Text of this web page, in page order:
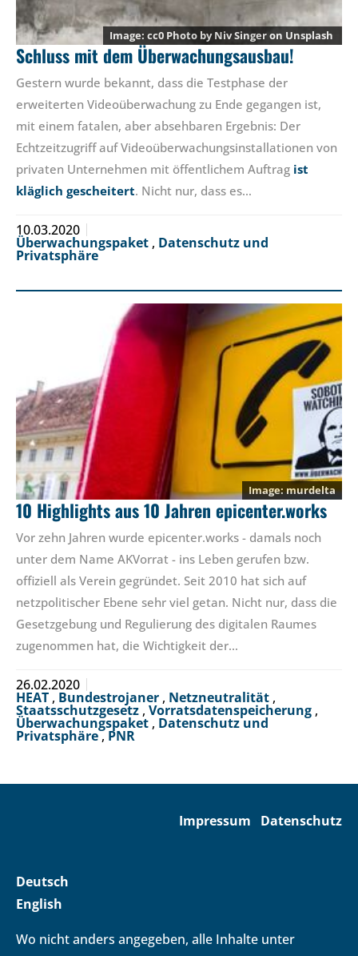
cc0 Photo byNiv Singeron Unsplash
Schluss mit dem Überwachungsausbau!
Gestern wurde bekannt, dass die Testphase der
erweiterten Videoüberwachung zu Ende gegangen ist,
mit einem fatalen, aber absehbaren Ergebnis: Der
Echtzeitzugriff auf Videoüberwachungsinstallationen von
privaten Unternehmen mit öffentlichem Auftrag ist
kläglich gescheitert. Nicht nur, dass es…
10.03.2020
Überwachungspaket , Datenschutz und
Privatsphäre
murdelta
10 Highlights aus 10 Jahren epicenter.works
Vor zehn Jahren wurde epicenter.works - damals noch
unter dem Name AKVorrat - ins Leben gerufen bzw.
offiziell als Verein gegründet. Seit 2010 hat sich auf
netzpolitischer Ebene sehr viel getan. Nicht nur, dass die
Gesetzgebung und Regulierung des digitalen Raumes
zugenommen hat, die Wichtigkeit der…
26.02.2020
HEAT , Bundestrojaner , Netzneutralität ,
Staatsschutzgesetz , Vorratsdatenspeicherung ,
Überwachungspaket , Datenschutz und
Privatsphäre,PNR
Impressum Datenschutz
Deutsch
English
Wo nicht anders angegeben, alle Inhalte unter